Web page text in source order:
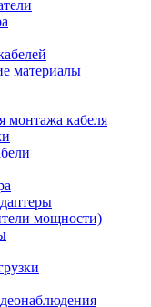
материалы
монтажа кабеля
мощности)